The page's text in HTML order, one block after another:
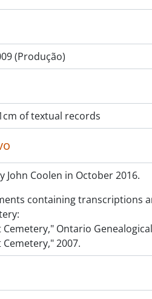
(Produção)
of textual records
John Coolen in October 2016.
containing transcriptions
Cemetery," Ontario
Cemetery," 2007.